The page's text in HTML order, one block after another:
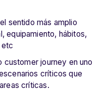
sentido más amplio
equipamiento, hábitos,
etc
customer journey en uno
críticos que
críticas.